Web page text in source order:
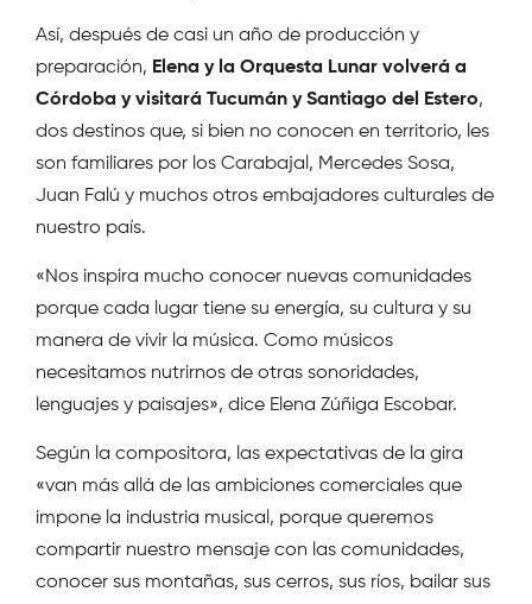
Así, después de casi un año de producción y
preparación, Elena y la Orquesta Lunar volverá a
Córdoba y visitará Tucumán y Santiago del Estero,
dos destinos que, si bien no conocen en territorio, les
son familiares por los Carabajal, Mercedes Sosa,
Juan Falú y muchos otros embajadores culturales de
nuestro país.
«Nos inspira mucho conocer nuevas comunidades
porque cada lugar tiene su energía, su cultura y su
manera de vivir la música. Como músicos
necesitamos nutrirnos de otras sonoridades,
lenguajes y paisajes», dice Elena Zúñiga Escobar.
Según la compositora, las expectativas de la gira
«van más allá de las ambiciones comerciales que
impone la industria musical, porque queremos
compartir nuestro mensaje con las comunidades,
conocer sus montañas, sus cerros, sus ríos, bailar sus